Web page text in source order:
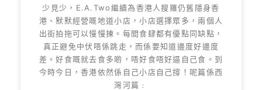
少見少，E.A.Two繼續為香港人搜羅仍舊隱身香
港、默默經營嘅地道小店，小店選擇眾多，兩個人
出街拍拖可以慢慢揀。每間食肆都有優點同缺點，
真正避免中伏唔係跳走，而係要知道邊度好邊度
差。好食嘅就去食多啲，唔好食唔好逼自己食。到
今時今日，香港依然係自己小店自己撐！呢篇係西
灣河篇﹕